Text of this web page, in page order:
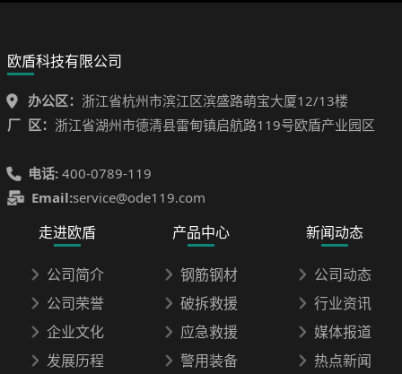
欧盾科技有限公司
办公区： 浙江省杭州市滨江区滨盛路萌宝大厦12/13楼
厂 区： 浙江省湖州市德清县雷甸镇启航路119号欧盾产业园区
电话: 400-0789-119
Email:service@ode119.com
走进欧盾
公司简介
公司荣誉
企业文化
发展历程
产品中心
钢筋钢材
破拆救援
应急救援
警用装备
新闻动态
公司动态
行业资讯
媒体报道
热点新闻